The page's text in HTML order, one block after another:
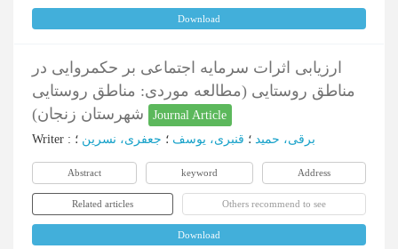
Download
ارزیابی اثرات سرمایه اجتماعی بر حکمروایی در
مناطق روستایی (مطالعه موردی: مناطق روستایی
Journal Article
Writer : برقی، حمید ؛ قنبری، یوسف ؛ جعفری، نسرین ؛
Abstract keyword Address
Related articles Others recommend to see
Download